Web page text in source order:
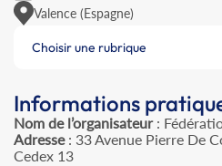
Valence (Espagne)
Choisir une rubrique
Informations
Nom de l’organisateur:
Adresse: 33 Avenue Pierre De
Cedex 13